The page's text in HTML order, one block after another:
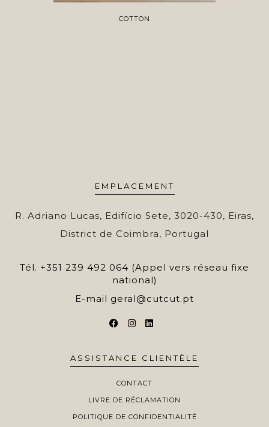
COTTON
EMPLACEMENT
R. Adriano Lucas, Edifício Sete, 3020-430, Eiras,
District de Coimbra, Portugal
Tél. +351 239 492 064 (Appel vers réseau fixe
national)
E-mail geral@cutcut.pt
ASSISTANCE CLIENTÈLE
CONTACT
LIVRE DE RÉCLAMATION
POLITIQUE DE CONFIDENTIALITÉ